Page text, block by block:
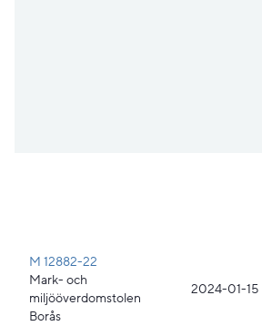
M 12882-22
Mark- och
miljööverdomstolen
Borås
2024-01-15